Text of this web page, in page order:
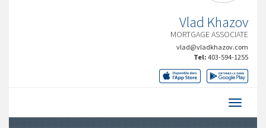
Vlad Khazov
MORTGAGE ASSOCIATE
vlad@vladkhazov.com
Tel: 403-594-1255